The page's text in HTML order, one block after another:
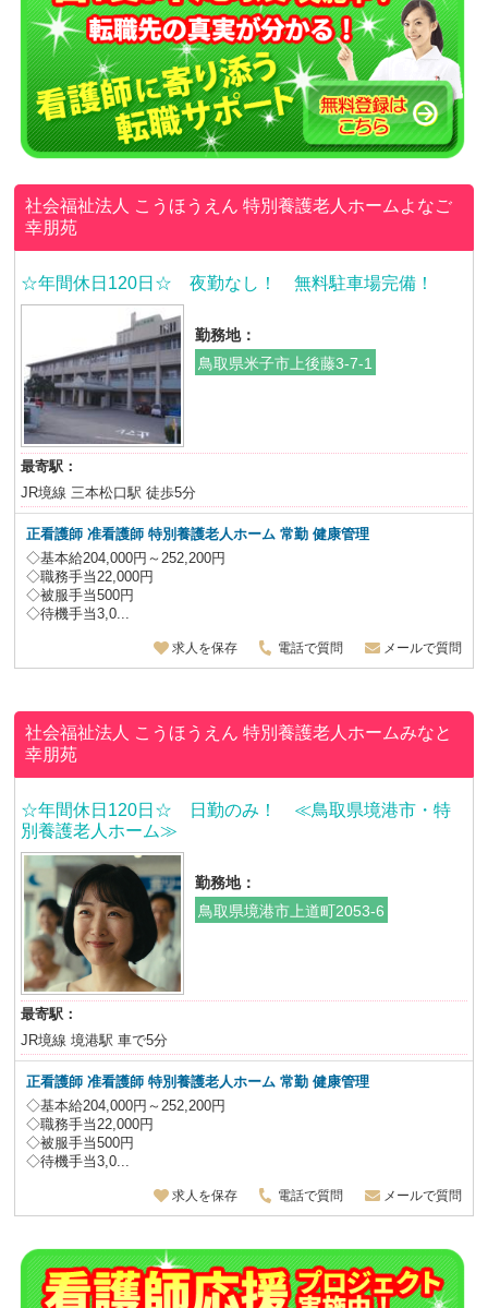
社会福祉法人 こうほうえん特別養護老人ホームよなご
幸朋苑
☆年間休日120日☆ 夜勤なし！ 無料駐車場完備！
勤務地：
鳥取県米子市上後藤3-7-1
最寄駅：
JR境線 三本松口駅 徒歩5分
正看護師 准看護師 特別養護老人ホーム常勤 健康管理
◇基本給204,000円～252,200円
◇職務手当22,000円
◇被服手当500円
◇待機手当3,0...
求人を保存 電話で質問 メールで質問
社会福祉法人 こうほうえん特別養護老人ホームみなと
幸朋苑
☆年間休日120日☆ 日勤のみ！ ≪鳥取県境港市・特
別養護老人ホーム≫
勤務地：
鳥取県境港市上道町2053-6
最寄駅：
JR境線 境港駅 車で5分
正看護師 准看護師 特別養護老人ホーム 常勤 健康管理
◇基本給204,000円～252,200円
◇職務手当22,000円
◇被服手当500円
◇待機手当3,0...
求人を保存 電話で質問 メールで質問